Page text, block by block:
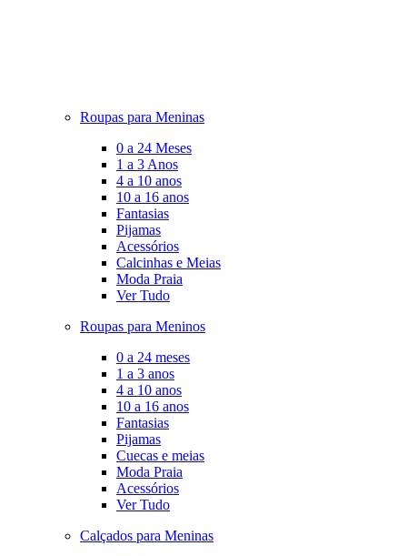
Roupas para Meninas
0 a 24 Meses
1 a 3 Anos
4 a 10 anos
10 a 16 anos
Fantasias
Pijamas
Acessórios
Calcinhas e Meias
Moda Praia
Ver Tudo
Roupas para Meninos
0 a 24 meses
1 a 3 anos
4 a 10 anos
10 a 16 anos
Fantasias
Pijamas
Cuecas e meias
Moda Praia
Acessórios
Ver Tudo
Calçados para Meninas